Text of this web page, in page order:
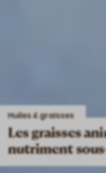
Huiles & graisses
Les graisses
nutriment